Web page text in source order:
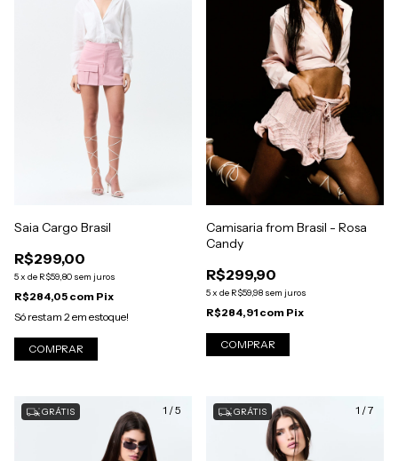
Saia Cargo Brasil
R$299,00
5x de R$59,80 sem juros
R$284,05 com Pix
Só restam 2em estoque!
COMPRAR
Camisaria from Brasil - Rosa
Candy
R$299,90
5x de R$59,98 sem juros
R$284,91 com Pix
COMPRAR
1 /5
GRÁTIS 1 /7
GRÁTIS